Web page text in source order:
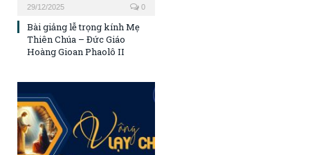
29/12/2025 0
Bài giảng lễ trọng kính Mẹ
Thiên Chúa – Đức Giáo
Hoàng Gioan Phaolô II